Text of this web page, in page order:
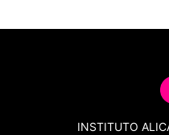
INSTITUTO